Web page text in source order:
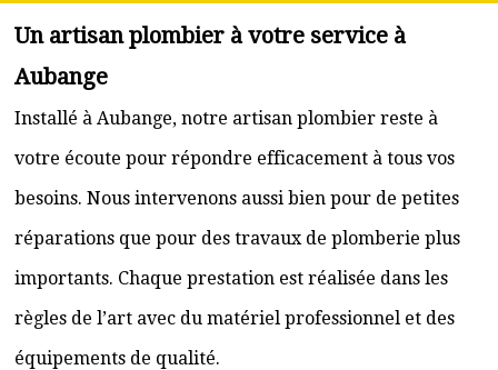
Un artisan plombier à votre service à
Aubange
Installé à Aubange, notre artisan plombier reste à
votre écoute pour répondre efficacement à tous vos
besoins. Nous intervenons aussi bien pour de petites
réparations que pour des travaux de plomberie plus
importants. Chaque prestation est réalisée dans les
règles de l’art avec du matériel professionnel et des
équipements de qualité.